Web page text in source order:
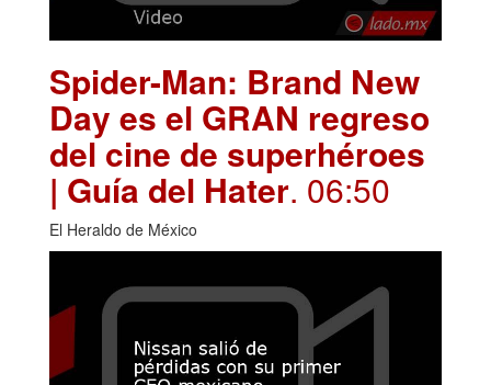
Spider-Man: Brand New
Day es el GRAN regreso
del cine de superhéroes
| Guía del Hater. 06:50
El Heraldo de México